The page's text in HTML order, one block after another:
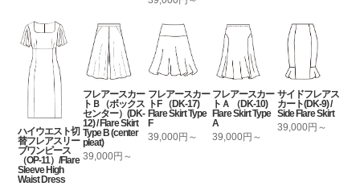
ハイウエスト切
替フレアスリー
ブワンピース
（OP-11）/Flare
Sleeve High
Waist Dress
フレアースカー
トＢ（ボックス
センター）(DK-
12) / Flare Skirt
Type B (center
pleat)
39,000円～
フレアースカー
トF （DK-17)
Flare Skirt Type
F
39,000円～
フレアースカー
トＡ （DK-10)
Flare Skirt Type
A
39,000円～
サイドフレアス
カート(DK-9) /
Side Flare Skirt
39,000円～